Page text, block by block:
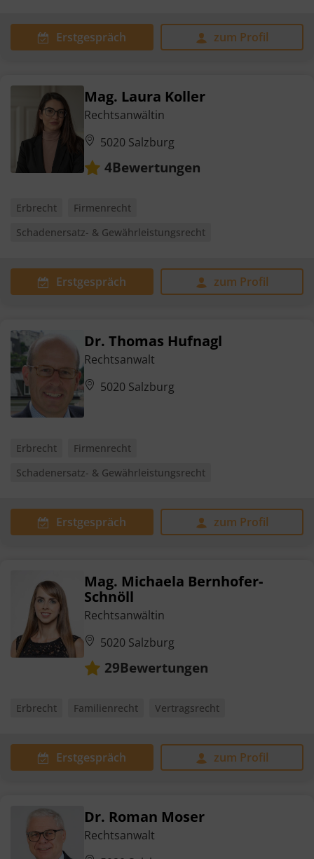
Erstgespräch zum Profil
Mag. Laura Koller
Rechtsanwältin
5020 Salzburg
4Bewertungen
Erbrecht
Firmenrecht
Schadenersatz- & Gewährleistungsrecht
Erstgespräch zum Profil
Dr. Thomas Hufnagl
Rechtsanwalt
5020 Salzburg
Erbrecht
Firmenrecht
Schadenersatz- & Gewährleistungsrecht
Erstgespräch zum Profil
Mag. Michaela Bernhofer-
Schnöll
Rechtsanwältin
5020 Salzburg
29Bewertungen
Erbrecht Familienrecht Vertragsrecht
Erstgespräch zum Profil
Dr. Roman Moser
Rechtsanwalt